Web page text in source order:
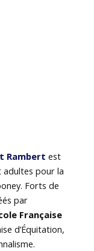
Rambert est
adultes pour la
Forts de
par
Française
d’Équitation,